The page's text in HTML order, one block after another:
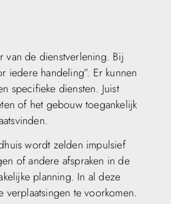
van de dienstverlening. Bij
iedere handeling”. Er kunnen
specifieke diensten. Juist
of het gebouw toegankelijk
wordt zelden impulsief
of andere afspraken in de
planning. In al deze
te voorkomen.